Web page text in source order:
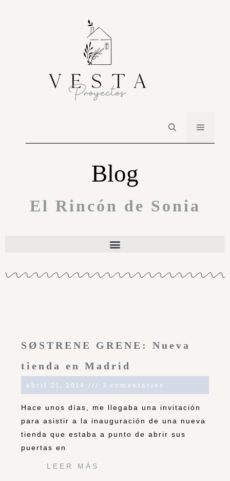
Blog
El Rincón de Sonia
SØSTRENE GRENE: Nueva
tienda en Madrid
abril 21, 2014 3 comentarios
Hace unos días, me llegaba una invitación
para asistir a la inauguración de una nueva
tienda que estaba a punto de abrir sus
puertas en
LEER MÁS